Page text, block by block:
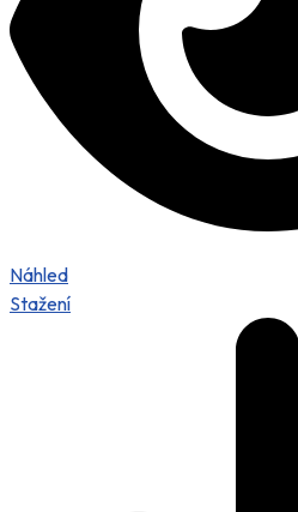
Náhled
Stažení